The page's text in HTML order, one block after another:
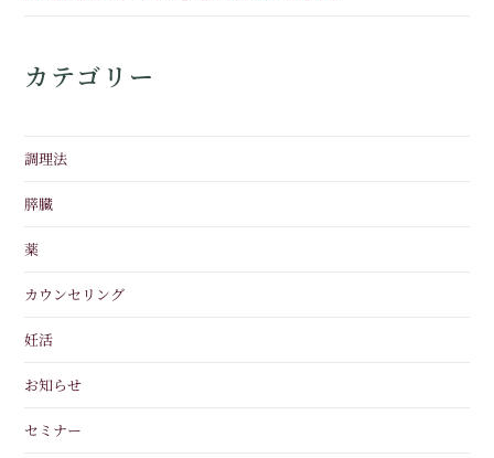
カテゴリー
調理法
膵臓
薬
カウンセリング
妊活
お知らせ
セミナー